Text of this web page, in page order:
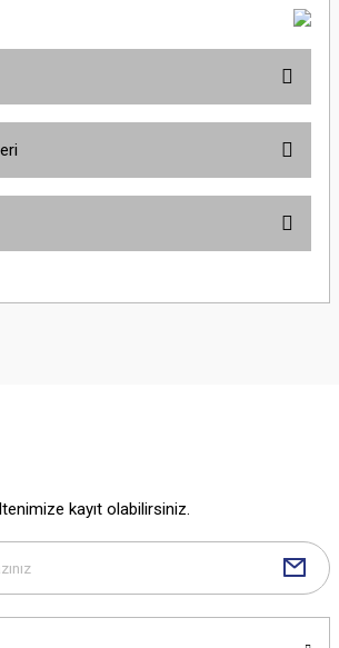
öneri formunu kullanarak tarafımıza
alternatifler olmalı.
kayıt olabilirsiniz.